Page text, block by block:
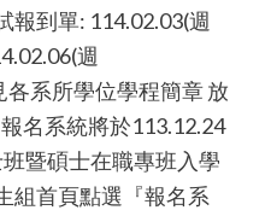
報到單: 114.02.03(週
週
系所學位學程簡章 放
名系統將於113.12.24
暨碩士在職專班入學
組首頁點選『報名系